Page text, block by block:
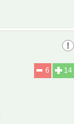
14
6